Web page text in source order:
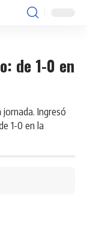
de 1-0 en
Ingresó
1-0 en la